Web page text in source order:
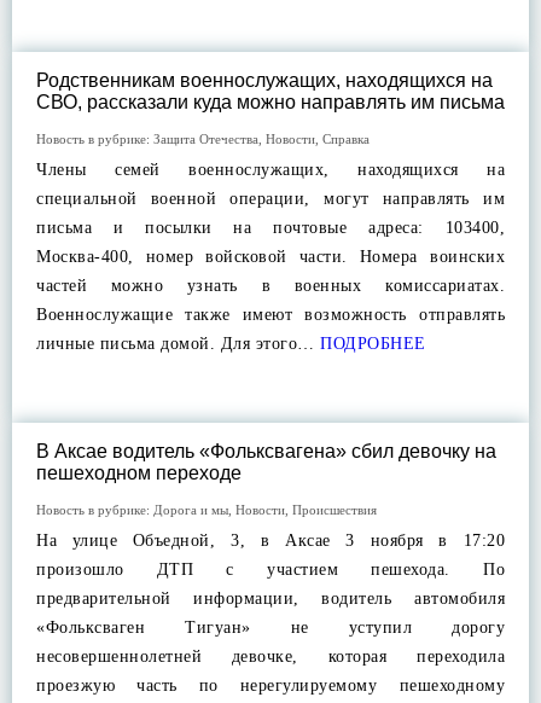
Родственникам военнослужащих, находящихся на
СВО, рассказали куда можно направлять им письма
Новость в рубрике: Защита Отечества Новости Справка
Члены семей военнослужащих, находящихся на
специальной военной операции, могут направлять им
письма и посылки на почтовые адреса: 103400,
Москва-400, номер войсковой части. Номера воинских
частей можно узнать в военных комиссариатах.
Военнослужащие также имеют возможность отправлять
личные письма домой. Для этого… ПОДРОБНЕЕ
В Аксае водитель «Фольксвагена» сбил девочку на
пешеходном переходе
Новость в рубрике: Дорога и мы Новости Происшествия
На улице Объедной, 3, в Аксае 3 ноября в 17:20
произошло ДТП с участием пешехода. По
предварительной информации, водитель автомобиля
«Фольксваген Тигуан» не уступил дорогу
несовершеннолетней девочке, которая переходила
проезжую часть по нерегулируемому пешеходному